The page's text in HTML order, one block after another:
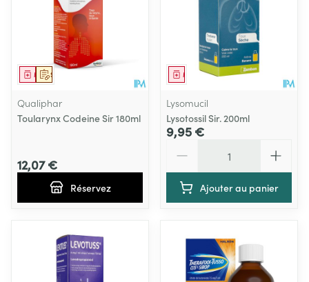
Sur prescription
Médicament
Qualiphar
Toularynx Codeine Sir 180ml
12,07 €
Réservez
Médicament
Lysomucil
Lysotossil Sir. 200ml
9,95 €
Ajouter au panier